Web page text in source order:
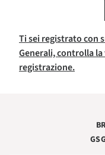
Ti sei registrato con
Generali, controlla
registrazione.